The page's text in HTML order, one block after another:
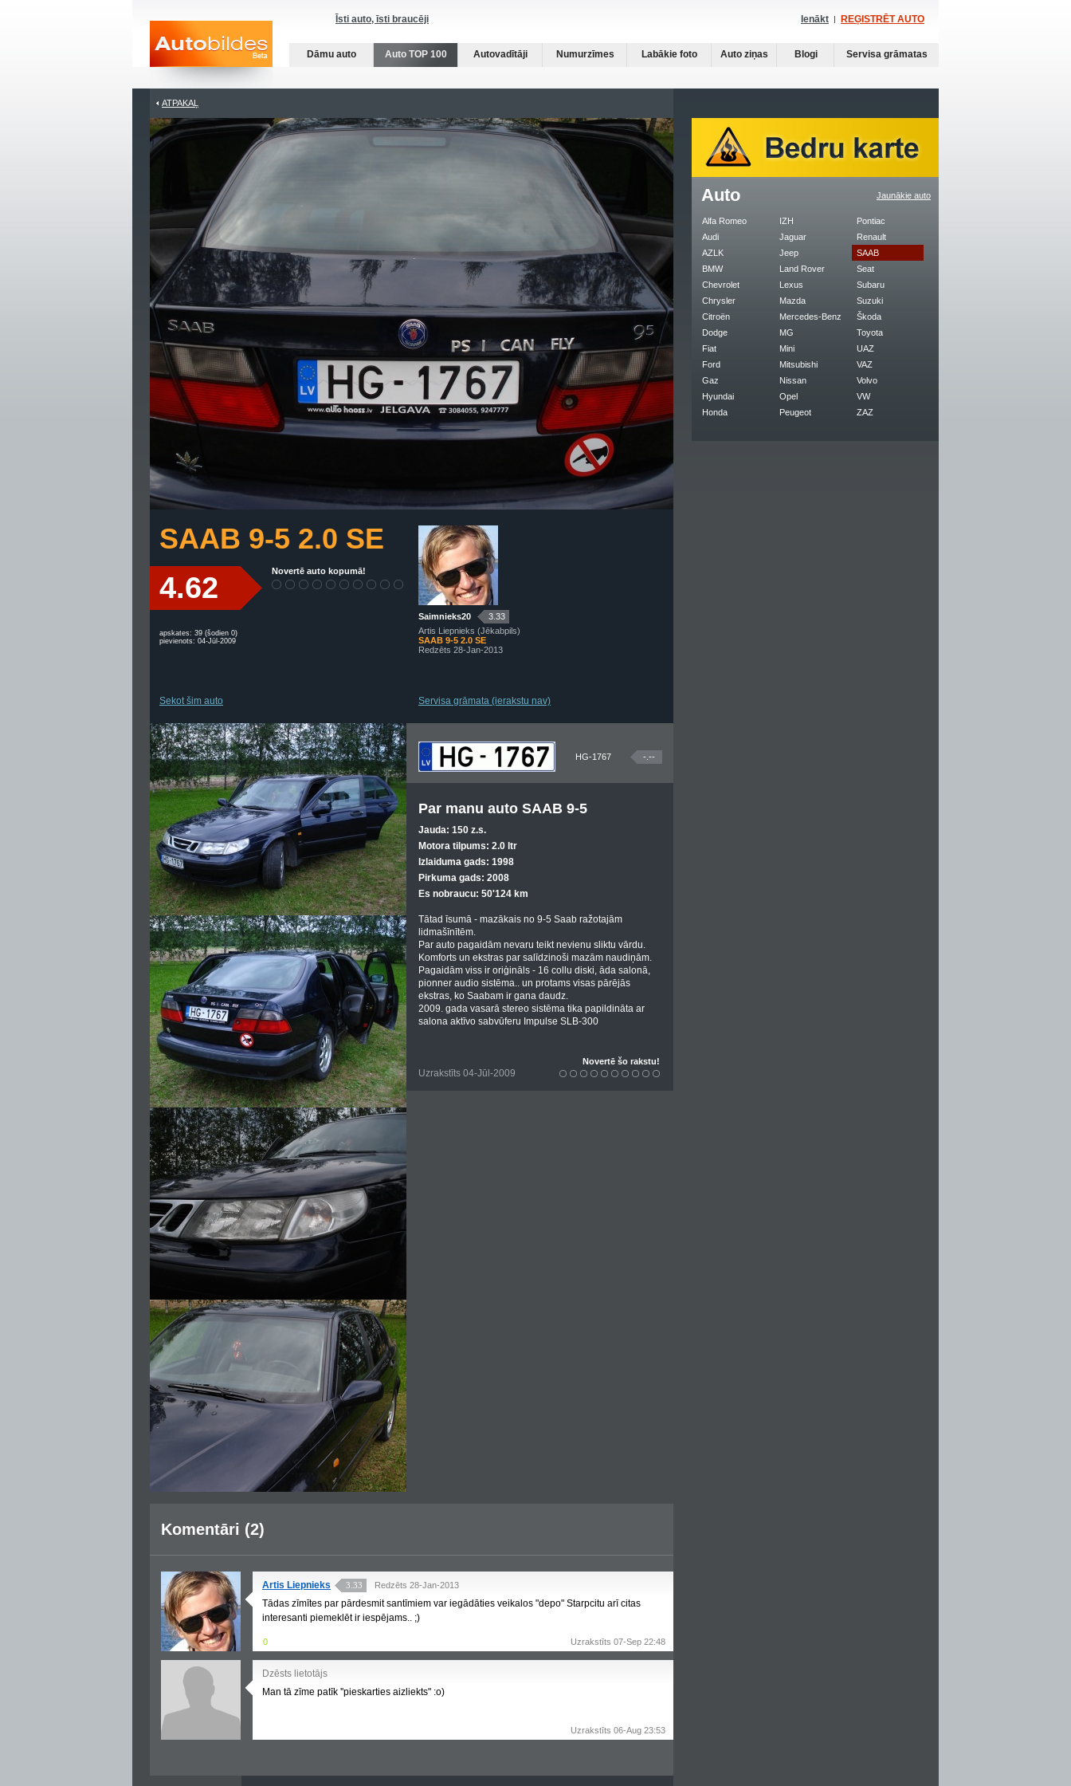
Īsti auto, īsti braucēji Ienākt REĢISTRĒT AUTO
Dāmu auto Auto TOP 100 Autovadītāji Numurzīmes Labākie foto Auto ziņas Blogi Servisa grāmatas
ATPAKAĻ
SAAB 9-5 2.0 SE
4.62 Novertē auto kopumā!
apskates: 39 (šodien 0)
pievienots: 04-Jūl-2009
Sekot šim auto
Saimnieks20
3.33
Artis Liepnieks (Jēkabpils)
SAAB 9-5 2.0 SE
Redzēts 28-Jan-2013
Servisa grāmata (ierakstu nav)
HG-1767 -.--
Par manu auto SAAB 9-5
Jauda: 150 z.s.
Motora tilpums: 2.0 ltr
Izlaiduma gads: 1998
Pirkuma gads: 2008
Es nobraucu: 50'124 km
Tātad īsumā - mazākais no 9-5 Saab ražotajām
lidmašīnītēm.
Par auto pagaidām nevaru teikt nevienu sliktu vārdu.
Komforts un ekstras par salīdzinoši mazām naudiņām.
Pagaidām viss ir oriģināls - 16 collu diski, āda salonā,
pionner audio sistēma.. un protams visas pārējās
ekstras, ko Saabam ir gana daudz.
2009. gada vasarā stereo sistēma tika papildināta ar
salona aktīvo sabvūferu Impulse SLB-300
Uzrakstīts 04-Jūl-2009
Novertē šo rakstu!
Komentāri (2)
Artis Liepnieks 3.33 Redzēts 28-Jan-2013
Tādas zīmītes par pārdesmit santīmiem var iegādāties veikalos "depo" Starpcitu arī citas
interesanti piemeklēt ir iespējams.. ;)
0 Uzrakstīts 07-Sep 22:48
Dzēsts lietotājs
Man tā zīme patīk ''pieskarties aizliekts" :o)
Uzrakstīts 06-Aug 23:53
Jaunākie auto
Auto
Alfa Romeo
Audi
AZLK
BMW
Chevrolet
Chrysler
Citroën
Dodge
Fiat
Ford
Gaz
Hyundai
Honda
IZH
Jaguar
Jeep
Land Rover
Lexus
Mazda
Mercedes-Benz
MG
Mini
Mitsubishi
Nissan
Opel
Peugeot
Pontiac
Renault
SAAB
Seat
Subaru
Suzuki
Škoda
Toyota
UAZ
VAZ
Volvo
VW
ZAZ